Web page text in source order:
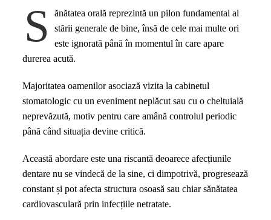
transmit
S
ănătatea orală reprezintă un pilon fundamental al
stării generale de bine, însă de cele mai multe ori
este ignorată până în momentul în care apare
durerea acută.
Majoritatea oamenilor asociază vizita la cabinetul
stomatologic cu un eveniment neplăcut sau cu o cheltuială
neprevăzută, motiv pentru care amână controlul periodic
până când situația devine critică.
Această abordare este una riscantă deoarece afecțiunile
dentare nu se vindecă de la sine, ci dimpotrivă, progresează
constant și pot afecta structura osoasă sau chiar sănătatea
cardiovasculară prin infecțiile netratate.